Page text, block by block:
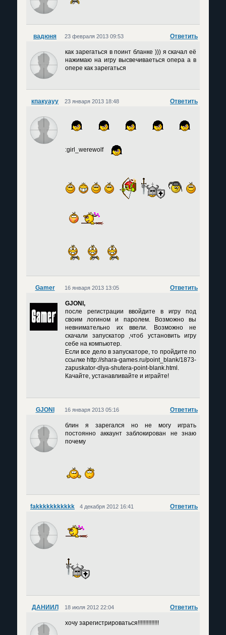
вадюня Ответить
23 февраля 2013 09:53
как зарегаться в поинт бланке ))) я скачал её
нажимаю на игру высвечиваеться опера а в
опере как зарегаться
кпакуауу Ответить
23 января 2013 18:48
:girl_werewolf
Gamer Ответить
16 января 2013 13:05
GJONI,
после регистрации ввойдите в игру под
своим логином и паролем. Возможно вы
невнимательно их ввели. Возможно не
скачали запускатор ,чтоб установить игру
себе на компьютер.
Если все дело в запускаторе, то пройдите по
ссылке http://shara-games.ru/point_blank/1873-
zapuskator-dlya-shutera-point-blank.html.
Качайте, устанавливайте и играйте!
GJONI Ответить
16 января 2013 05:16
блин я зарегался но не могу играть
постоянно аккаунт заблокирован не знаю
почему
fakkkkkkkkkkk Ответить
4 декабря 2012 16:41
ДАНИИЛ Ответить
18 июля 2012 22:04
хочу зарегистрироваться!!!!!!!!!!!!!!